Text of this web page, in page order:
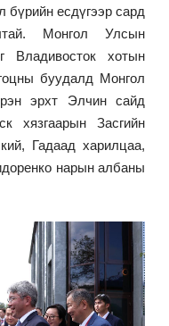
бүрийн есдүгээр сард
Монгол Улсын
Владивосток хотын
буудалд Монгол
эрхт Элчин сайд
хязгаарын Засгийн
Гадаад харилцаа,
нарын албаны